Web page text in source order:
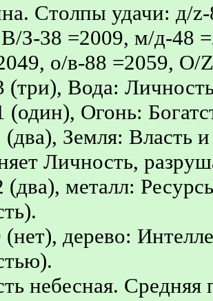
Столпы удачи: д/
З-38 =2009, м/д-48
о/в-88 =2059, О/
(три), Вода:
(один), Огонь:
(два), Земля: Власть
Личность,
металл:
(нет), дерево:
небесная.